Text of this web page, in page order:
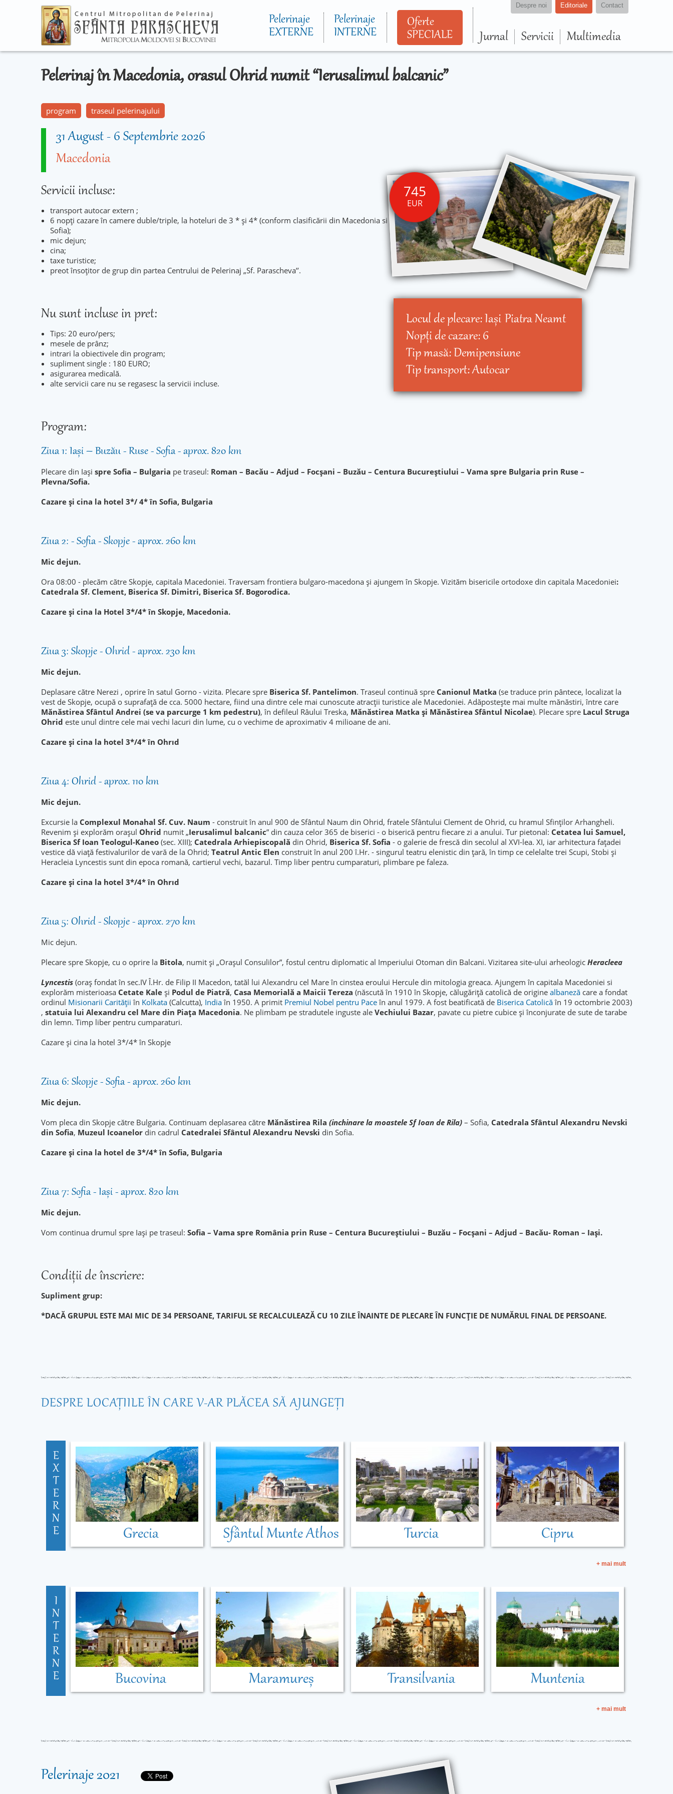
conţinutul
principal
Pelerinaje
EXTERNE
Pelerinaje
INTERNE
Oferte
SPECIALE
Despre noi Editoriale Contact
Jurnal Servicii Multimedia
Pelerinaj în Macedonia, orasul Ohrid numit “Ierusalimul balcanic”
program traseul pelerinajului
31 August- 6 Septembrie 2026
Macedonia
745
EUR
Locul de plecare:Iaşi Piatra Neamt
Nopţi de cazare: 6
Tip masă:Demipensiune
Tip transport:Autocar
Servicii incluse:
transport autocar extern ;
6 nopţi cazare în camere duble/triple, la hoteluri de 3 * și 4* (conform clasificării din Macedonia si
Sofia);
mic dejun;
cina;
taxe turistice;
preot însoțitor de grup din partea Centrului de Pelerinaj „Sf. Parascheva’’.
Nu sunt incluse in pret:
Tips: 20 euro/pers;
mesele de prânz;
intrari la obiectivele din program;
supliment single : 180 EURO;
asigurarea medicală.
alte servicii care nu se regasesc la servicii incluse.
Program:
Ziua 1: Iași – Buzău - Ruse - Sofia - aprox. 820 km
Plecare din Iași spre Sofia – Bulgaria pe traseul: Roman – Bacău – Adjud – Focșani – Buzău – Centura Bucureștiului – Vama spre Bulgaria prin Ruse –
Plevna/Sofia.
Cazare și cina la hotel 3*/ 4* în Sofia, Bulgaria
Ziua 2: - Sofia - Skopje - aprox. 260 km
Mic dejun.
Ora 08:00 - plecăm către Skopje, capitala Macedoniei. Traversam frontiera bulgaro-macedona și ajungem în Skopje. Vizităm bisericile ortodoxe din capitala Macedoniei:
Catedrala Sf. Clement, Biserica Sf. Dimitri, Biserica Sf. Bogorodica.
Cazare și cina la Hotel 3*/4* în Skopje, Macedonia.
Ziua 3: Skopje - Ohrid - aprox. 230 km
Mic dejun.
Deplasare către Nerezi , oprire în satul Gorno - vizita. Plecare spre Biserica Sf. Pantelimon. Traseul continuă spre Canionul Matka (se traduce prin pântece, localizat la
vest de Skopje, ocupă o suprafață de cca. 5000 hectare, fiind una dintre cele mai cunoscute atracții turistice ale Macedoniei. Adăpostește mai multe mănăstiri, între care
Mănăstirea Sfântul Andrei (se va parcurge 1 km pedestru), în defileul Râului Treska, Mănăstirea Matka și Mănăstirea Sfântul Nicolae). Plecare spre Lacul Struga
Ohrid este unul dintre cele mai vechi lacuri din lume, cu o vechime de aproximativ 4 milioane de ani.
Cazare și cina la hotel 3*/4* în Ohrıd
Ziua 4: Ohrid - aprox. 110 km
Mic dejun.
Excursie la Complexul Monahal Sf. Cuv. Naum - construit în anul 900 de Sfântul Naum din Ohrid, fratele Sfântului Clement de Ohrid, cu hramul Sfinților Arhangheli.
Revenim și explorăm orașul Ohrid numit „Ierusalimul balcanic” din cauza celor 365 de biserici - o biserică pentru fiecare zi a anului. Tur pietonal: Cetatea lui Samuel,
Biserica Sf Ioan Teologul-Kaneo (sec. XIII); Catedrala Arhiepiscopală din Ohrid, Biserica Sf. Sofia - o galerie de frescă din secolul al XVI-lea. XI, iar arhitectura fațadei
vestice dă viață festivalurilor de vară de la Ohrid; Teatrul Antic Elen construit în anul 200 î.Hr. - singurul teatru elenistic din țară, în timp ce celelalte trei Scupi, Stobi și
Heracleia Lyncestis sunt din epoca romană, cartierul vechi, bazarul. Timp liber pentru cumparaturi, plimbare pe faleza.
Cazare și cina la hotel 3*/4* în Ohrıd
Ziua 5: Ohrid - Skopje - aprox. 270 km
Mic dejun.
Plecare spre Skopje, cu o oprire la Bitola, numit și „Orașul Consulilor”, fostul centru diplomatic al Imperiului Otoman din Balcani. Vizitarea site-ului arheologic Heracleea
Lyncestis (oraş fondat în sec.IV Î.Hr. de Filip II Macedon, tatăl lui Alexandru cel Mare în cinstea eroului Hercule din mitologia greaca. Ajungem în capitala Macedoniei si
explorăm misterioasa Cetate Kale și Podul de Piatră, Casa Memorială a Maicii Tereza (născută în 1910 în Skopje, călugăriță catolică de origine albaneză care a fondat
ordinul Misionarii Carității în Kolkata (Calcutta), Indiaîn 1950. A primit Premiul Nobel pentru Paceîn anul 1979. A fost beatificată de Biserica Catolicăîn 19 octombrie 2003)
, statuia lui Alexandru cel Mare din Piața Macedonia. Ne plimbam pe stradutele inguste ale Vechiului Bazar, pavate cu pietre cubice și înconjurate de sute de tarabe
din lemn. Timp liber pentru cumparaturi.
Cazare și cina la hotel 3*/4* în Skopje
Ziua 6: Skopje - Sofia - aprox. 260 km
Mic dejun.
Vom pleca din Skopje către Bulgaria. Continuam deplasarea către Mănăstirea Rila (inchinare la moastele Sf Ioan de Rila) – Sofia, Catedrala Sfântul Alexandru Nevski
din Sofia, Muzeul Icoanelor din cadrul Catedralei Sfântul Alexandru Nevski din Sofia.
Cazare și cina la hotel de 3*/4* în Sofia, Bulgaria
Ziua 7: Sofia - Iași - aprox. 820 km
Mic dejun.
Vom continua drumul spre Iași pe traseul: Sofia – Vama spre România prin Ruse – Centura Bucureștiului – Buzău – Focșani – Adjud – Bacău- Roman – Iași.
Condiţii de înscriere:
Supliment grup:
*DACĂ GRUPUL ESTE MAI MIC DE 34 PERSOANE, TARIFUL SE RECALCULEAZĂ CU 10 ZILE ÎNAINTE DE PLECARE ÎN FUNCȚIE DE NUMĂRUL FINAL DE PERSOANE.
DESPRE LOCAŢIILE ÎN CARE V-AR PLĂCEA SĂ AJUNGEŢI
E
X
T
E
R
N
E
Grecia Sfântul Munte Athos Turcia Cipru
+ mai mult
I
N
T
E
R
N
E
Bucovina Maramureș Transilvania Muntenia
+ mai mult
Pelerinaje 2021